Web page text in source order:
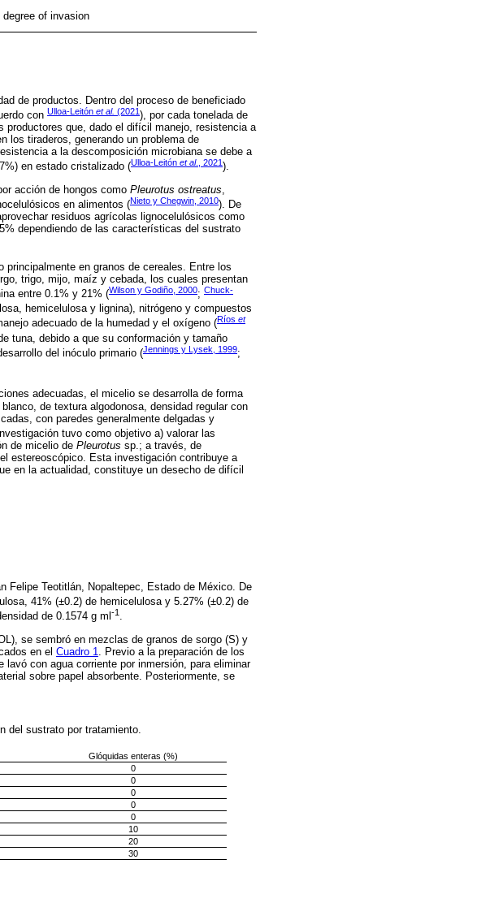
of invasion
de productos. Dentro del proceso de beneficiado
con Ulloa-Leitón et al. (2021), por cada tonelada de
productores que, dado el difícil manejo, resistencia a
los tiraderos, generando un problema de
a la descomposición microbiana se debe a
en estado cristalizado (Ulloa-Leitón et al., 2021).
acción de hongos como Pleurotus ostreatus
en alimentos (Nieto y Chegwin, 2010). De
residuos agrícolas lignocelulósicos como
dependiendo de las características del sustrato
principalmente en granos de cereales. Entre los
trigo, mijo, maíz y cebada, los cuales presentan
entre 0.1% y 21% (Wilson y Godiño, 2000; Chuck-
hemicelulosa y lignina), nitrógeno y compuestos
adecuado de la humedad y el oxígeno (Ríos et
tuna, debido a que su conformación y tamaño
del inóculo primario (Jennings y Lysek, 1999;
adecuadas, el micelio se desarrolla de forma
de textura algodonosa, densidad regular con
con paredes generalmente delgadas y
tuvo como objetivo a) valorar las
de micelio de Pleurotus sp.; a través, de
estereoscópico. Esta investigación contribuye a
en la actualidad, constituye un desecho de difícil
Felipe Teotitlán, Nopaltepec, Estado de México. De
41% (±0.2) de hemicelulosa y 5.27% (±0.2) de
de 0.1574 g ml -1 .
se sembró en mezclas de granos de sorgo (S) y
en el Cuadro 1
. Previo a la preparación de los
con agua corriente por inmersión, para eliminar
sobre papel absorbente. Posteriormente, se
del sustrato por tratamiento.
Glóquidas enteras (%)
0
0
0
0
0
10
20
30